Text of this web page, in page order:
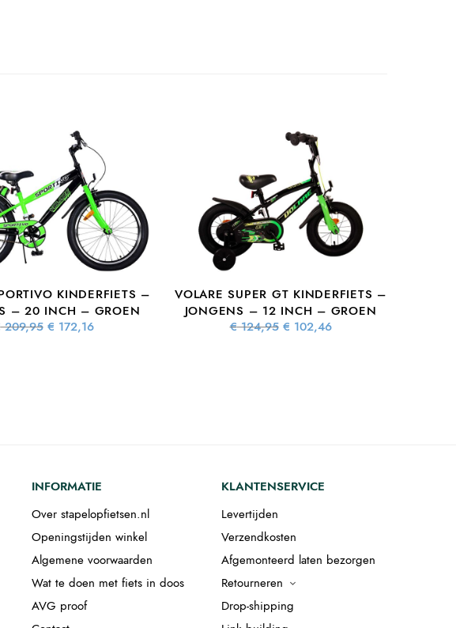
KINDERFIETS –
– 20 INCH – GROEN
209,95 Oorspronkelijke
prijs was:
€ 172,16
VOLARE SUPER GT KINDERFIETS –
JONGENS – 12 INCH – GROEN
€124,95 Oorspronkelijke
prijs was:
€ 102,46
INFORMATIE
Over stapelopfietsen.nl
Openingstijden winkel
Algemene voorwaarden
Wat te doen met fiets in doos
AVG proof
KLANTENSERVICE
Levertijden
Verzendkosten
Afgemonteerd laten bezorgen
Retourneren
Drop-shipping